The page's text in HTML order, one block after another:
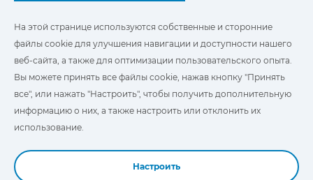
Стать дистрибьютором
Видео
FAQ - ЧАСТО ЗАДАВАЕМЫЕ ВОПРОСЫ
Чтобы улучшить навигацию и доступ, а также
оптимизировать взаимодействие с пользователем, на этом
сайте используются наши собственные и сторонние файлы
"Cookies". Вы можете нажать на
отказаться от их использования.
На этой странице используются собственные и сторонние
файлы cookie для улучшения навигации и доступности нашего
веб-сайта, а также для оптимизации пользовательского опыта.
Вы можете принять все файлы cookie, нажав кнопку "Принять
все", или нажать "Настроить", чтобы получить дополнительную
информацию о них, а также настроить или отклонить их
использование.
Настроить